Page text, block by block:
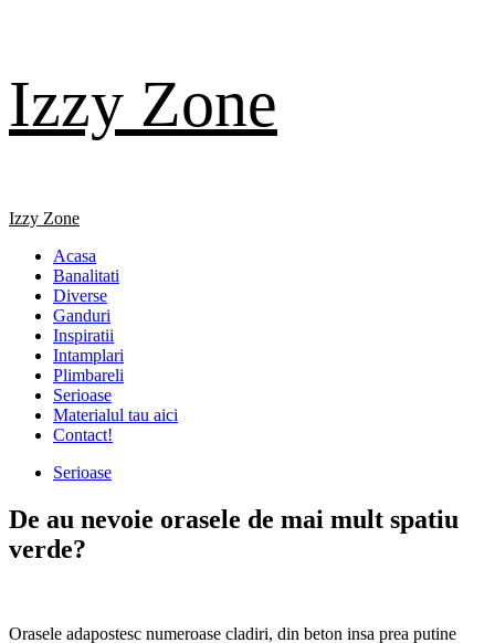
content
Izzy Zone
Primary
Izzy Zone
Acasa
Banalitati
Diverse
Ganduri
Inspiratii
Intamplari
Plimbareli
Serioase
Materialul tau aici
Contact!
Serioase
De au nevoie orasele de mai mult spatiu
verde?
Orasele adapostesc numeroase cladiri, din beton insa prea putine